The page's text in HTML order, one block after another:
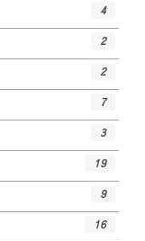
4
2
2
7
3
19
9
16